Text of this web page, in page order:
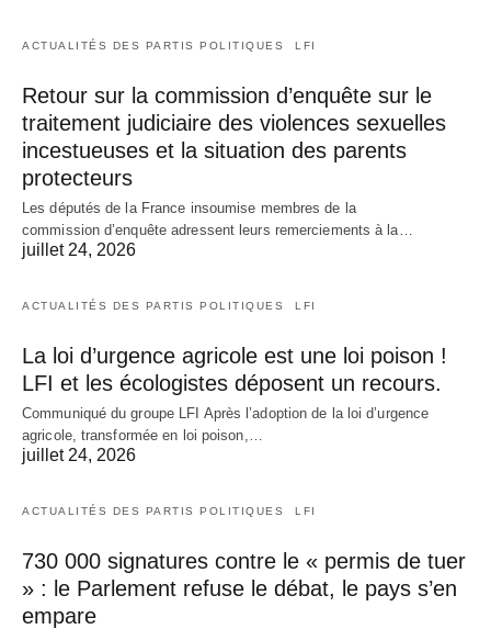
ACTUALITÉS DES PARTIS POLITIQUES LFI
Retour sur la commission d’enquête sur le
traitement judiciaire des violences sexuelles
incestueuses et la situation des parents
protecteurs
Les députés de la France insoumise membres de la
commission d’enquête adressent leurs remerciements à la…
juillet 24, 2026
ACTUALITÉS DES PARTIS POLITIQUES LFI
La loi d’urgence agricole est une loi poison !
LFI et les écologistes déposent un recours.
Communiqué du groupe LFI Après l’adoption de la loi d’urgence
agricole, transformée en loi poison,…
juillet 24, 2026
ACTUALITÉS DES PARTIS POLITIQUES LFI
730 000 signatures contre le « permis de tuer
» : le Parlement refuse le débat, le pays s’en
empare